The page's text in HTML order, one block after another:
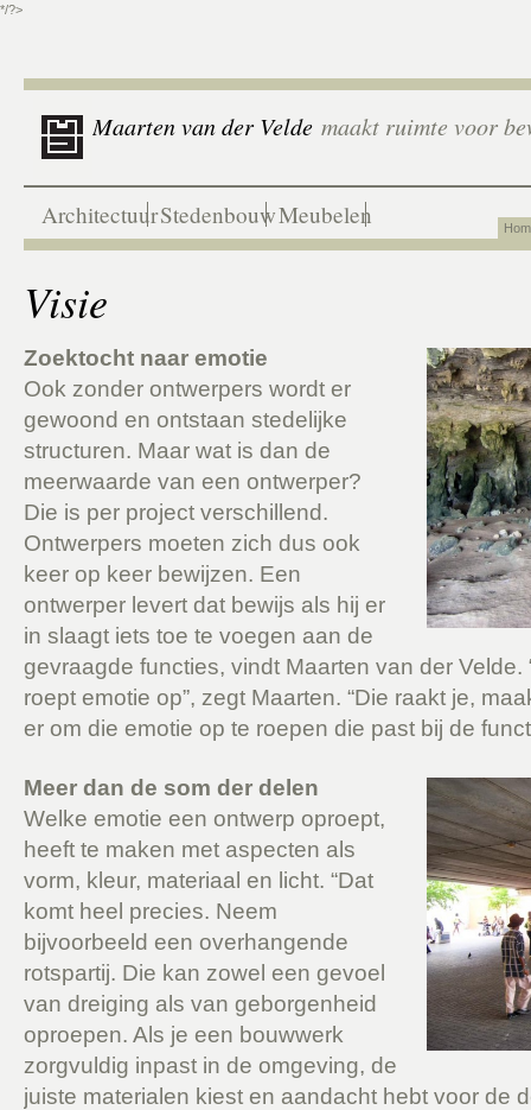
*/?>
Maarten van der Velde maakt ruimte voor
ArchitectuurStedenbouwMeubelen
Visie
Zoektocht naar emotie
Ook zonder ontwerpers wordt er
gewoond en ontstaan stedelijke
structuren. Maar wat is dan de
meerwaarde van een ontwerper?
Die is per project verschillend.
Ontwerpers moeten zich dus ook
keer op keer bewijzen. Een
ontwerper levert dat bewijs als hij er
in slaagt iets toe te voegen aan de
gevraagde functies, vindt Maarten van der Velde.
roept emotie op”, zegt Maarten. “Die raakt je,
er om die emotie op te roepen die past bij de
Meer dan de som der delen
Welke emotie een ontwerp oproept,
heeft te maken met aspecten als
vorm, kleur, materiaal en licht. “Dat
komt heel precies. Neem
bijvoorbeeld een overhangende
rotspartij. Die kan zowel een gevoel
van dreiging als van geborgenheid
oproepen. Als je een bouwwerk
zorgvuldig inpast in de omgeving, de
juiste materialen kiest en aandacht hebt voor de